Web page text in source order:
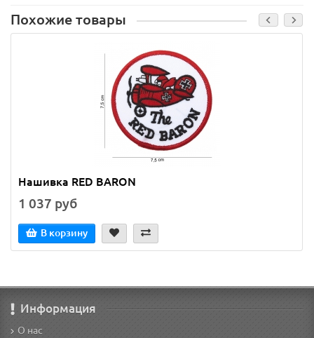
Похожие товары
Нашивка RED BARON
1 037 руб
В корзину
Информация
О нас